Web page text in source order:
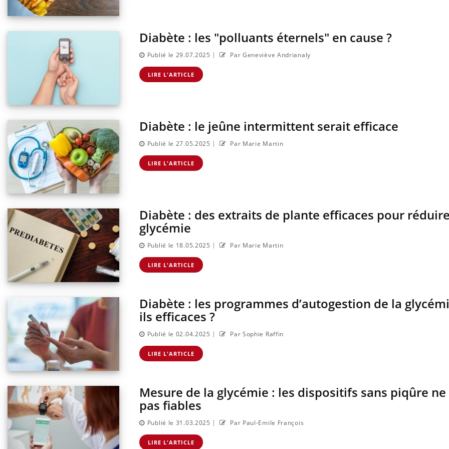
Diabète : les "polluants éternels" en cause ?
Publié le 29.07.2025 | Par Geneviève Andrianaly
LIRE L'ARTICLE
Diabète : le jeûne intermittent serait efficace
Publié le 27.05.2025 | Par Marie Martin
LIRE L'ARTICLE
Diabète : des extraits de plante efficaces pour
glycémie
Publié le 18.05.2025 | Par Marie Martin
LIRE L'ARTICLE
Diabète : les programmes d’autogestion de la
ils efficaces ?
Publié le 02.04.2025 | Par Sophie Raffin
LIRE L'ARTICLE
Mesure de la glycémie : les dispositifs sans piqûre
pas fiables
Publié le 31.03.2025 | Par Paul-Emile François
LIRE L'ARTICLE